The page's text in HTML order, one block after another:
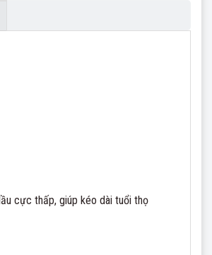
cực thấp, giúp kéo dài tuổi thọ